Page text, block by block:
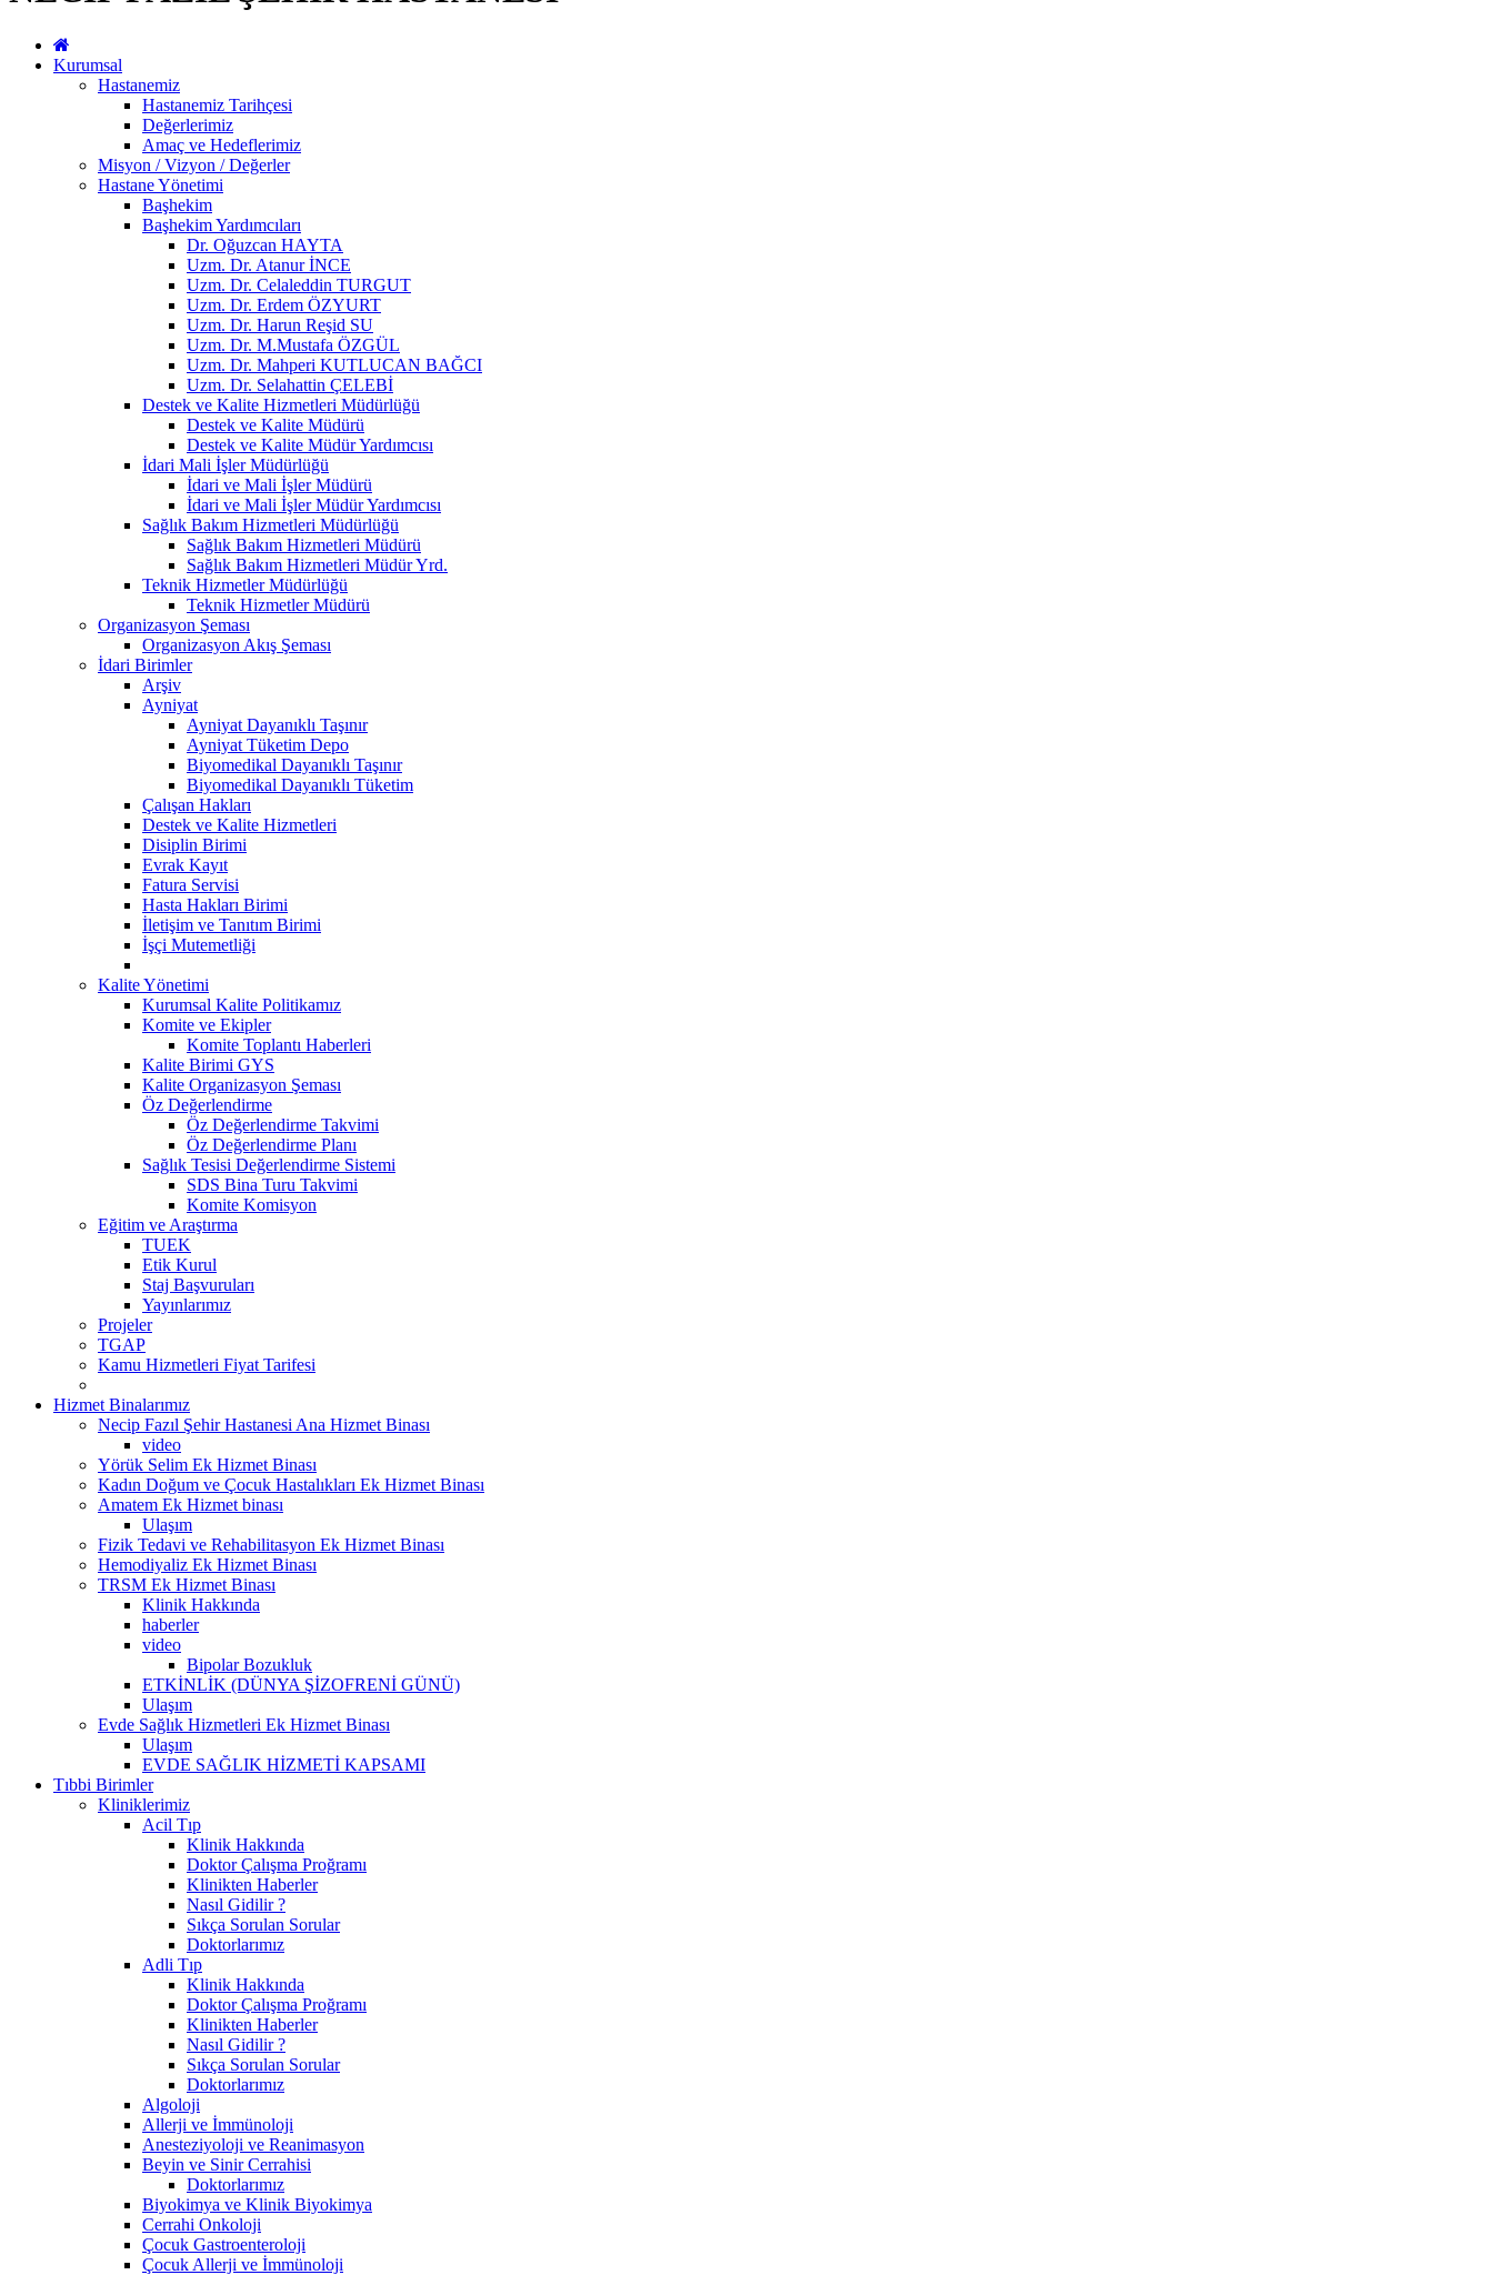
Kurumsal
Hastanemiz
Hastanemiz Tarihçesi
Değerlerimiz
Amaç ve Hedeflerimiz
Misyon / Vizyon / Değerler
Hastane Yönetimi
Başhekim
Başhekim Yardımcıları
Dr. Oğuzcan HAYTA
Uzm. Dr. Atanur İNCE
Uzm. Dr. Celaleddin TURGUT
Uzm. Dr. Erdem ÖZYURT
Uzm. Dr. Harun Reşid SU
Uzm. Dr. M.Mustafa ÖZGÜL
Uzm. Dr. Mahperi KUTLUCAN BAĞCI
Uzm. Dr. Selahattin ÇELEBİ
Destek ve Kalite Hizmetleri Müdürlüğü
Destek ve Kalite Müdürü
Destek ve Kalite Müdür Yardımcısı
İdari Mali İşler Müdürlüğü
İdari ve Mali İşler Müdürü
İdari ve Mali İşler Müdür Yardımcısı
Sağlık Bakım Hizmetleri Müdürlüğü
Sağlık Bakım Hizmetleri Müdürü
Sağlık Bakım Hizmetleri Müdür Yrd.
Teknik Hizmetler Müdürlüğü
Teknik Hizmetler Müdürü
Organizasyon Şeması
Organizasyon Akış Şeması
İdari Birimler
Arşiv
Ayniyat
Ayniyat Dayanıklı Taşınır
Ayniyat Tüketim Depo
Biyomedikal Dayanıklı Taşınır
Biyomedikal Dayanıklı Tüketim
Çalışan Hakları
Destek ve Kalite Hizmetleri
Disiplin Birimi
Evrak Kayıt
Fatura Servisi
Hasta Hakları Birimi
İletişim ve Tanıtım Birimi
İşçi Mutemetliği
Kalite Yönetimi
Kurumsal Kalite Politikamız
Komite ve Ekipler
Komite Toplantı Haberleri
Kalite Birimi GYS
Kalite Organizasyon Şeması
Öz Değerlendirme
Öz Değerlendirme Takvimi
Öz Değerlendirme Planı
Sağlık Tesisi Değerlendirme Sistemi
SDS Bina Turu Takvimi
Komite Komisyon
Eğitim ve Araştırma
TUEK
Etik Kurul
Staj Başvuruları
Yayınlarımız
Projeler
TGAP
Kamu Hizmetleri Fiyat Tarifesi
Hizmet Binalarımız
Necip Fazıl Şehir Hastanesi Ana Hizmet Binası
video
Yörük Selim Ek Hizmet Binası
Kadın Doğum ve Çocuk Hastalıkları Ek Hizmet Binası
Amatem Ek Hizmet binası
Ulaşım
Fizik Tedavi ve Rehabilitasyon Ek Hizmet Binası
Hemodiyaliz Ek Hizmet Binası
TRSM Ek Hizmet Binası
Klinik Hakkında
haberler
video
Bipolar Bozukluk
ETKİNLİK (DÜNYA ŞİZOFRENİ GÜNÜ)
Ulaşım
Evde Sağlık Hizmetleri Ek Hizmet Binası
Ulaşım
EVDE SAĞLIK HİZMETİ KAPSAMI
Tıbbi Birimler
Kliniklerimiz
Acil Tıp
Klinik Hakkında
Doktor Çalışma Proğramı
Klinikten Haberler
Nasıl Gidilir ?
Sıkça Sorulan Sorular
Doktorlarımız
Adli Tıp
Klinik Hakkında
Doktor Çalışma Proğramı
Klinikten Haberler
Nasıl Gidilir ?
Sıkça Sorulan Sorular
Doktorlarımız
Algoloji
Allerji ve İmmünoloji
Anesteziyoloji ve Reanimasyon
Beyin ve Sinir Cerrahisi
Doktorlarımız
Biyokimya ve Klinik Biyokimya
Cerrahi Onkoloji
Çocuk Gastroenteroloji
Çocuk Allerji ve İmmünoloji